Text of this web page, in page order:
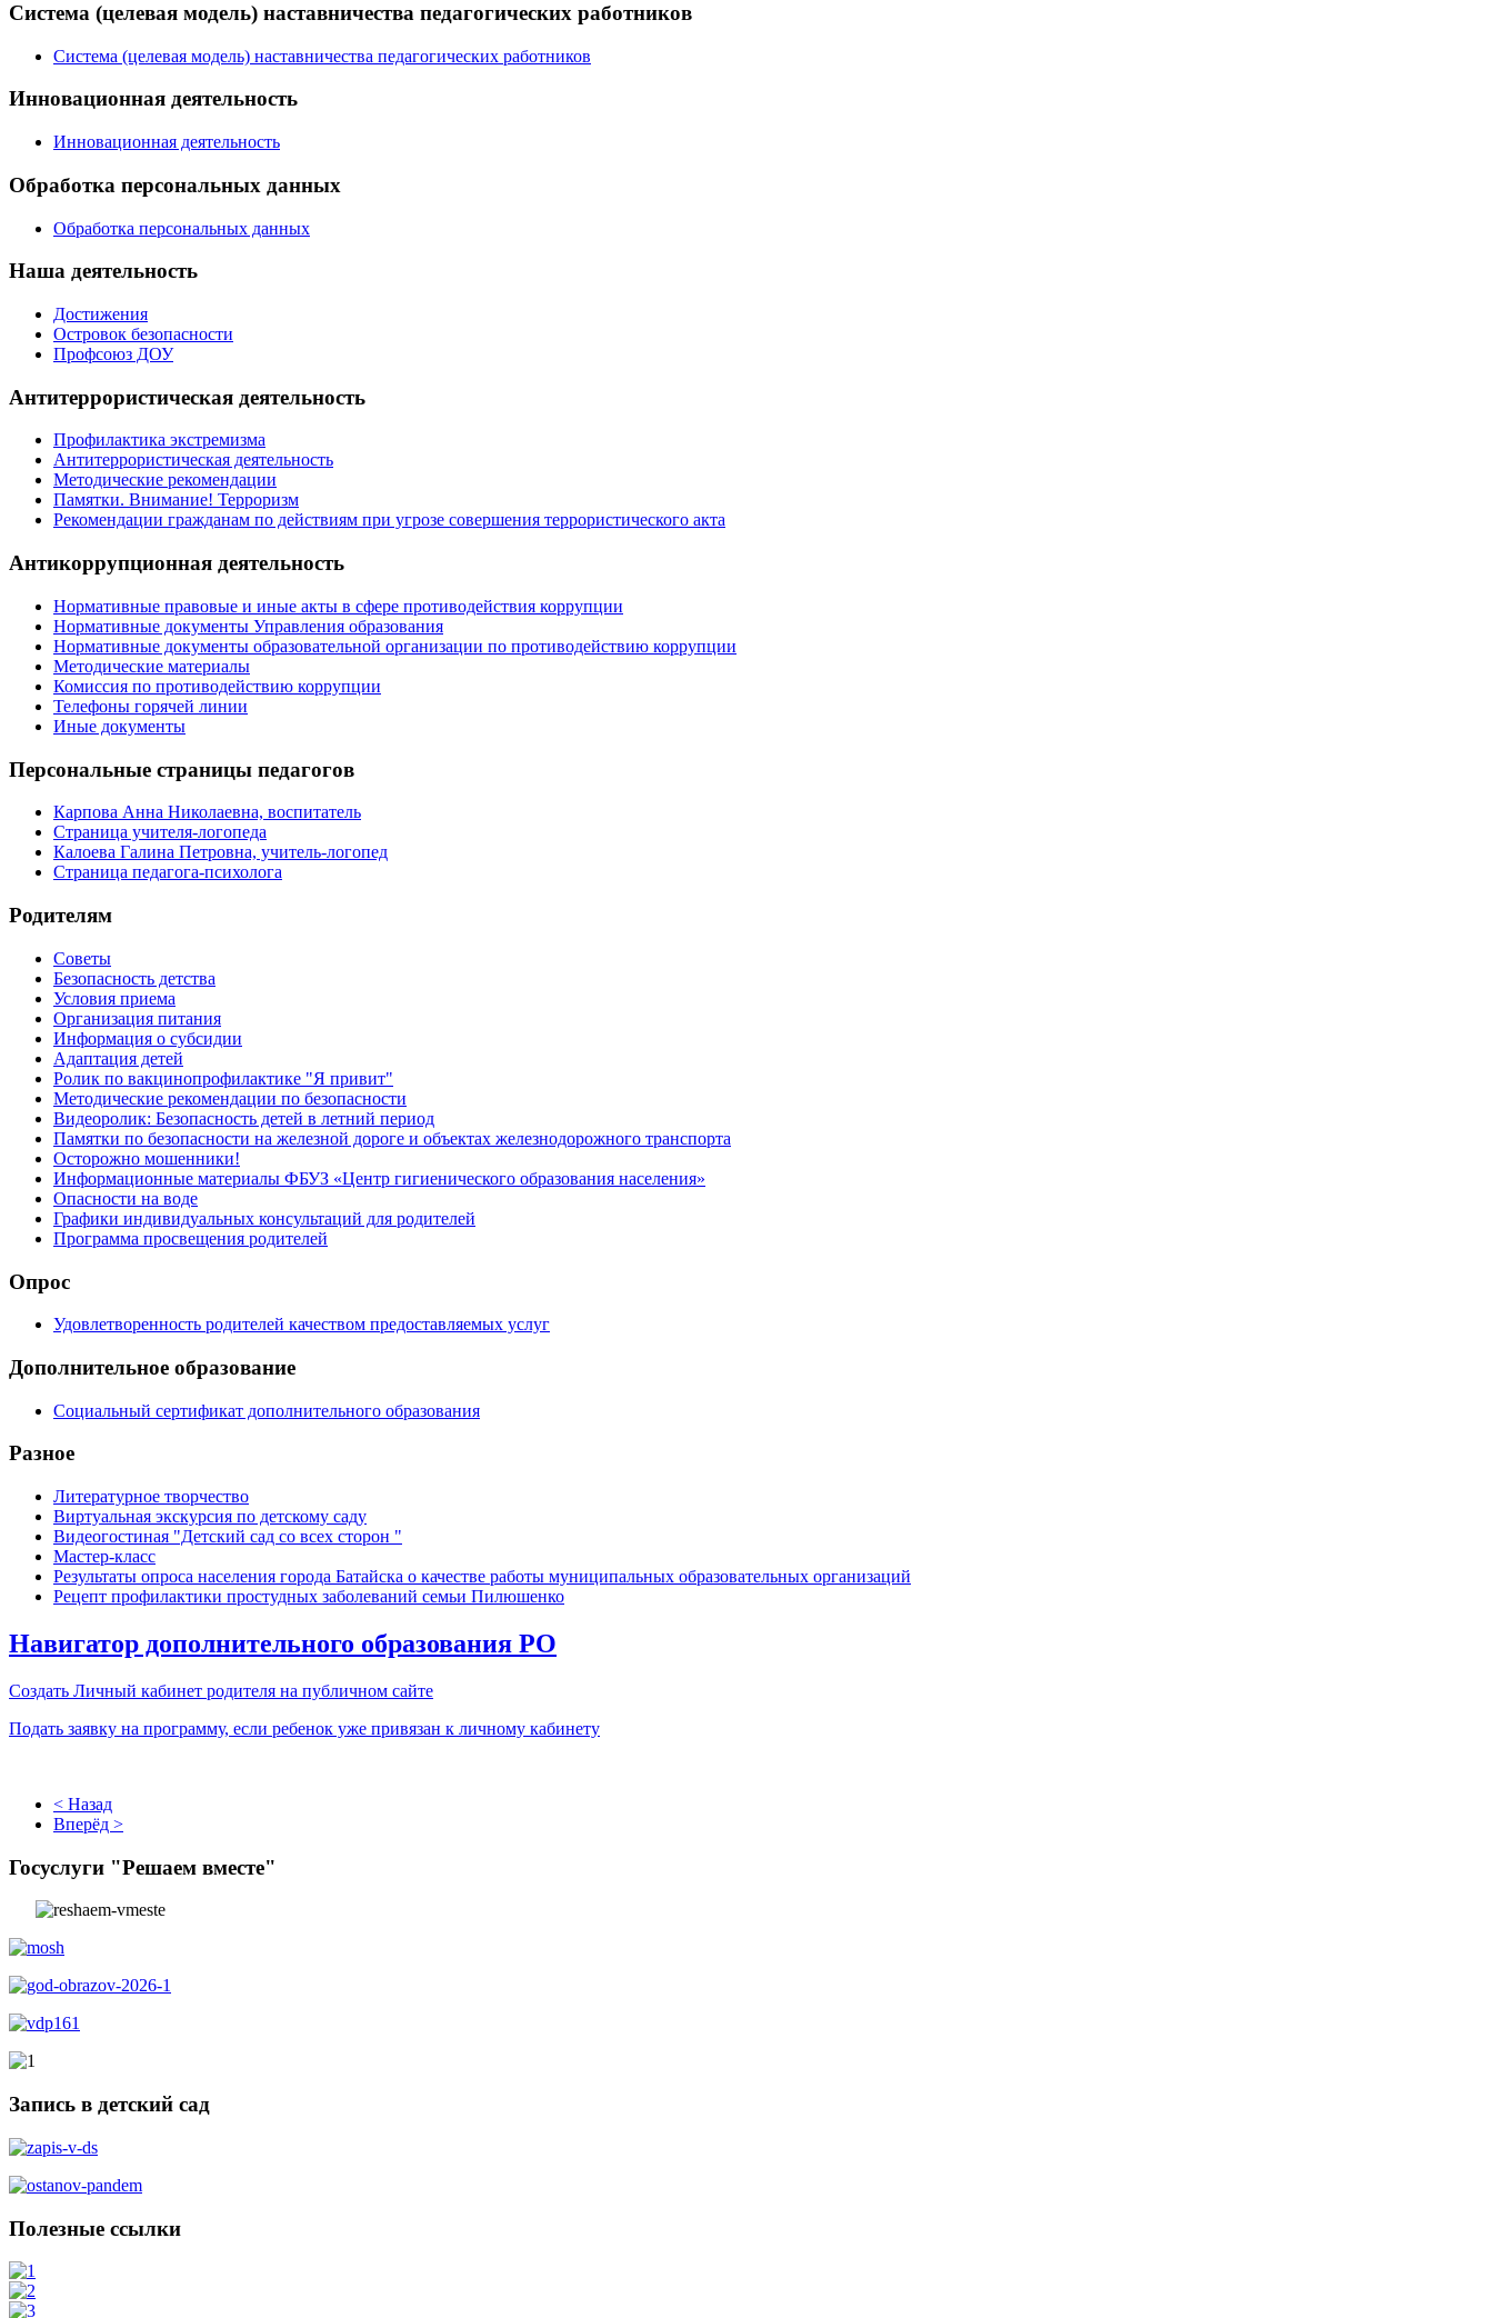
Система (целевая модель) наставничества педагогических работников
Система (целевая модель) наставничества педагогических работников
Инновационная деятельность
Инновационная деятельность
Обработка персональных данных
Обработка персональных данных
Наша деятельность
Достижения
Островок безопасности
Профсоюз ДОУ
Антитеррористическая деятельность
Профилактика экстремизма
Антитеррористическая деятельность
Методические рекомендации
Памятки. Внимание! Терроризм
Рекомендации гражданам по действиям при угрозе совершения террористического акта
Антикоррупционная деятельность
Нормативные правовые и иные акты в сфере противодействия коррупции
Нормативные документы Управления образования
Нормативные документы образовательной организации по противодействию коррупции
Методические материалы
Комиссия по противодействию коррупции
Телефоны горячей линии
Иные документы
Персональные страницы педагогов
Карпова Анна Николаевна, воспитатель
Страница учителя-логопеда
Калоева Галина Петровна, учитель-логопед
Страница педагога-психолога
Родителям
Советы
Безопасность детства
Условия приема
Организация питания
Информация о субсидии
Адаптация детей
Ролик по вакцинопрофилактике "Я привит"
Методические рекомендации по безопасности
Видеоролик: Безопасность детей в летний период
Памятки по безопасности на железной дороге и объектах железнодорожного транспорта
Осторожно мошенники!
Информационные материалы ФБУЗ «Центр гигиенического образования населения»
Опасности на воде
Графики индивидуальных консультаций для родителей
Программа просвещения родителей
Опрос
Удовлетворенность родителей качеством предоставляемых услуг
Дополнительное образование
Социальный сертификат дополнительного образования
Разное
Литературное творчество
Виртуальная экскурсия по детскому саду
Видеогостиная "Детский сад со всех сторон "
Мастер-класс
Результаты опроса населения города Батайска о качестве работы муниципальных образовательных организаций
Рецепт профилактики простудных заболеваний семьи Пилюшенко
Навигатор дополнительного образования РО
Создать Личный кабинет родителя на публичном сайте
Подать заявку на программу, если ребенок уже привязан к личному кабинету
< Назад
Вперёд >
Госуслуги "Решаем вместе"
Запись в детский сад
Полезные ссылки